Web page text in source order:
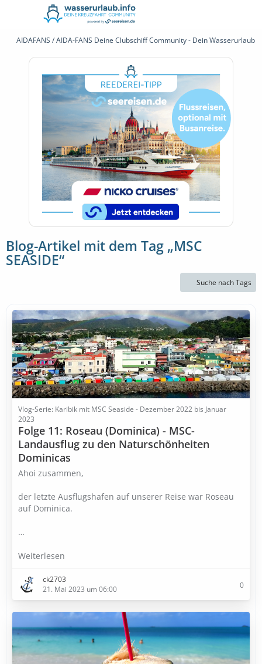
AIDAFANS / AIDA-FANS Deine Clubschiff Community - Dein Wasserurlaub
Blog-Artikel mit dem Tag „MSC
SEASIDE“
Suche nach Tags
Vlog-Serie: Karibik mit MSC Seaside - Dezember 2022 bis Januar
2023
Folge 11: Roseau (Dominica) - MSC-
Landausflug zu den Naturschönheiten
Dominicas
Ahoi zusammen,
der letzte Ausflugshafen auf unserer Reise war Roseau
auf Dominica.
…
Weiterlesen
ck2703
21. Mai 2023 um 06:00
0